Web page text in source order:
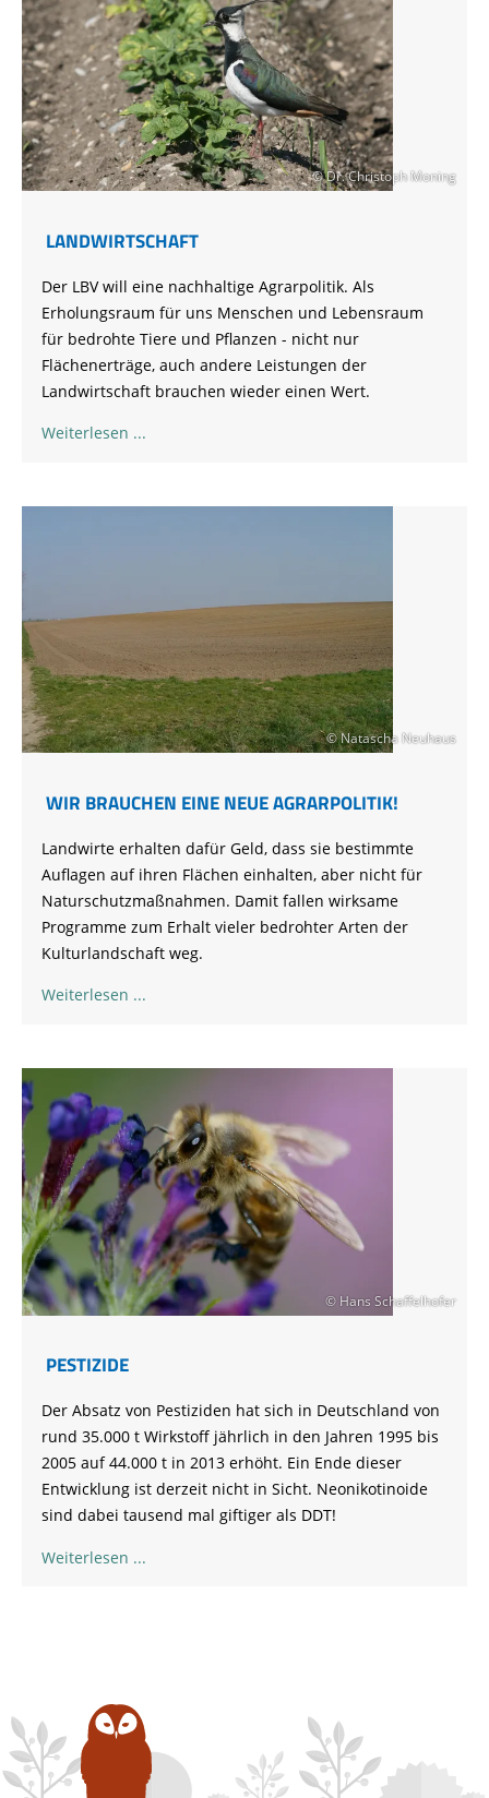
© Dr. Christoph Moning
LANDWIRTSCHAFT
Der LBV will eine nachhaltige Agrarpolitik. Als
Erholungsraum für uns Menschen und Lebensraum
für bedrohte Tiere und Pflanzen - nicht nur
Flächenerträge, auch andere Leistungen der
Landwirtschaft brauchen wieder einen Wert.
Weiterlesen
© Natascha Neuhaus
WIR BRAUCHEN EINE NEUE AGRARPOLITIK!
Landwirte erhalten dafür Geld, dass sie bestimmte
Auflagen auf ihren Flächen einhalten, aber nicht für
Naturschutzmaßnahmen. Damit fallen wirksame
Programme zum Erhalt vieler bedrohter Arten der
Kulturlandschaft weg.
Weiterlesen
© Hans Schaffelhofer
PESTIZIDE
Der Absatz von Pestiziden hat sich in Deutschland von
rund 35.000 t Wirkstoff jährlich in den Jahren 1995 bis
2005 auf 44.000 t in 2013 erhöht. Ein Ende dieser
Entwicklung ist derzeit nicht in Sicht. Neonikotinoide
sind dabei tausend mal giftiger als DDT!
Weiterlesen